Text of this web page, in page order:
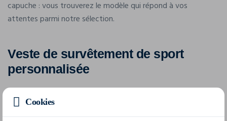
capuche : vous trouverez le modèle qui répond à vos
attentes parmi notre sélection.
Veste de survêtement de sport
personnalisée
Si vous recherchez une veste fine à
personnaliser, offrant une protection contre
Cookies